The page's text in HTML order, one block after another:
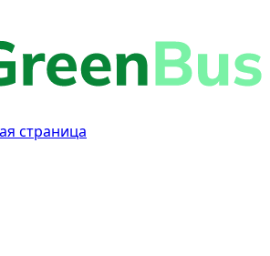
страница